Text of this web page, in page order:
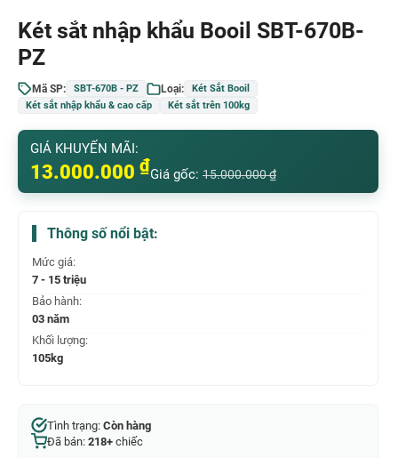
Két sắt nhập khẩu Booil SBT-670B-
PZ
Mã SP: SBT-670B - PZ Loại:
Két Sắt Booil
Két sắt nhập khẩu & cao cấp
Két sắt trên 100kg
GIÁ KHUYẾN MÃI:
13.000.000 ₫Giá gốc: 15.000.000₫
Thông số nổi bật:
Mức giá:
7 - 15 triệu
Bảo hành:
03 năm
Khối lượng:
105kg
Tình trạng: Còn hàng
Đã bán: 218+ chiếc